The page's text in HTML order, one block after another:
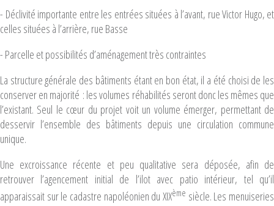
- Déclivité importante entre les entrées situées à l’avant, rue Victor Hugo, et
celles situées à l’arrière, rue Basse
- Parcelle et possibilités d’aménagement très contraintes
La structure générale des bâtiments étant en bon état, il a été choisi de les
conserver en majorité : les volumes réhabilités seront donc les mêmes que
l’existant. Seul le cœur du projet voit un volume émerger, permettant de
desservir l’ensemble des bâtiments depuis une circulation commune
unique.
Une excroissance récente et peu qualitative sera déposée, afin de
retrouver l’agencement initial de l’ilot avec patio intérieur, tel qu’il
apparaissait sur le cadastre napoléonien du XIXème siècle. Les menuiseries